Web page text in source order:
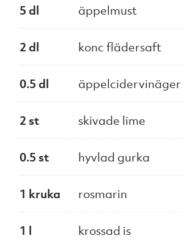
5 dl äppelmust
2 dl konc flädersaft
0.5 dl äppelcidervinäger
2 st skivade lime
0.5 st hyvlad gurka
1 kruka rosmarin
1 l krossad is